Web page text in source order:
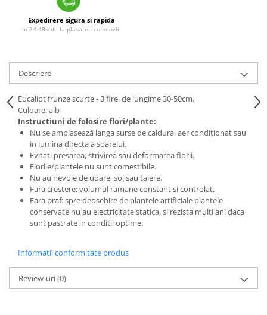
Expedirere sigura si rapida
In 24-48h de la plasarea comenzii.
Descriere
Eucalipt frunze scurte - 3 fire, de lungime 30-50cm.
Culoare: alb
Instructiuni de folosire flori/plante:
Nu se amplasează langa surse de caldura, aer condiționat sau
in lumina directa a soarelui.
Evitati presarea, strivirea sau deformarea florii.
Florile/plantele nu sunt comestibile.
Nu au nevoie de udare, sol sau taiere.
Fara crestere: volumul ramane constant si controlat.
Fara praf: spre deosebire de plantele artificiale plantele
conservate nu au electricitate statica, si rezista multi ani daca
sunt pastrate in conditii optime.
Informatii conformitate produs
Review-uri(0)